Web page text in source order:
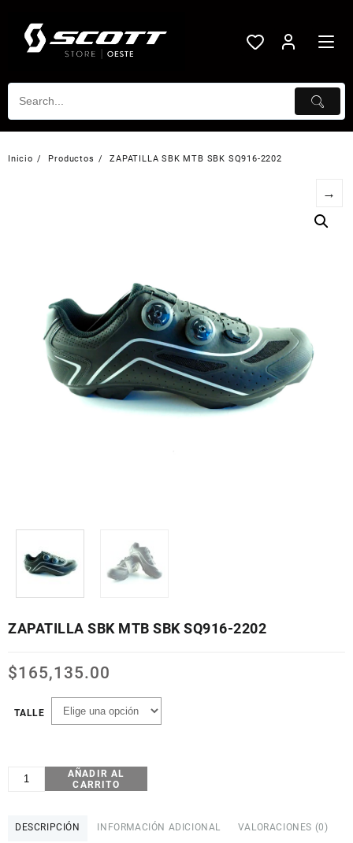
contenido
Inicio Productos ZAPATILLA SBK MTB SBK SQ916-2202
→
ZAPATILLA SBK MTB SBK SQ916-2202
$165,135.00
TALLE
ZAPATILLA
SBK
AÑADIR AL
CARRITO
DESCRIPCIÓN INFORMACIÓN ADICIONAL VALORACIONES (0)